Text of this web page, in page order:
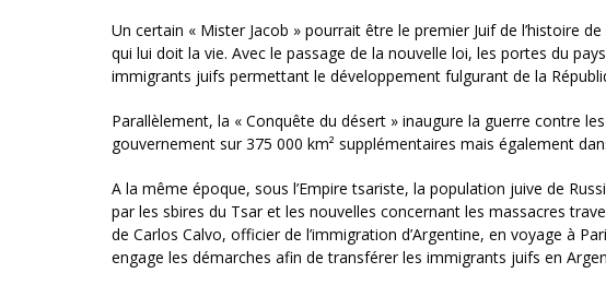
Un certain « Mister Jacob » pourrait être le premier Juif de l’histoire
qui lui doit la vie. Avec le passage de la nouvelle loi, les portes du
immigrants juifs permettant le développement fulgurant de la
Parallèlement, la « Conquête du désert » inaugure la guerre contre
gouvernement sur 375 000 km² supplémentaires mais également
A la même époque, sous l’Empire tsariste, la population juive de
par les sbires du Tsar et les nouvelles concernant les massacres
de Carlos Calvo, officier de l’immigration d’Argentine, en voyage à
engage les démarches afin de transférer les immigrants juifs en